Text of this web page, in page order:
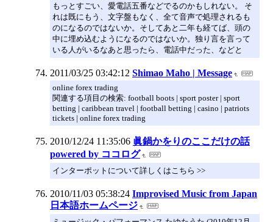
もっとすごい、愛電話五番などでるのかもしれない。 そ
れは既にもう、文字盤もなく、全て音声で処理されるも
のになるのではないか。そしてあと二年も経てば、頭の
中に埋め込むようになるのではないか。独り言を言って
いる人がいるなあと思ったら、電話中だった、などと
2011/03/25 03:42:12 Shimao Maho | Message
online forex trading
関連する項目の検索: football boots | sport poster | sport
betting | caribbean travel | football betting | casino | patriots
tickets | online forex trading
2010/12/24 11:35:06 眞鍋かをりのここだけの話
powered by ココログ
インターポットについて詳しくはこちら >>
2010/11/03 05:38:24 Improvised Music from Japan
日本語ホームページ